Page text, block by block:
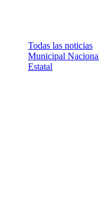
Todas las noticias
Municipal
Estatal